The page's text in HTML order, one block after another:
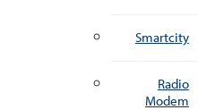
Smartcity
Radio
Modem